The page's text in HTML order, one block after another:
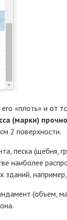
«плоть» и от
(марки)
2 поверхности.
песка (щебня,
наиболее
например,
(объем,